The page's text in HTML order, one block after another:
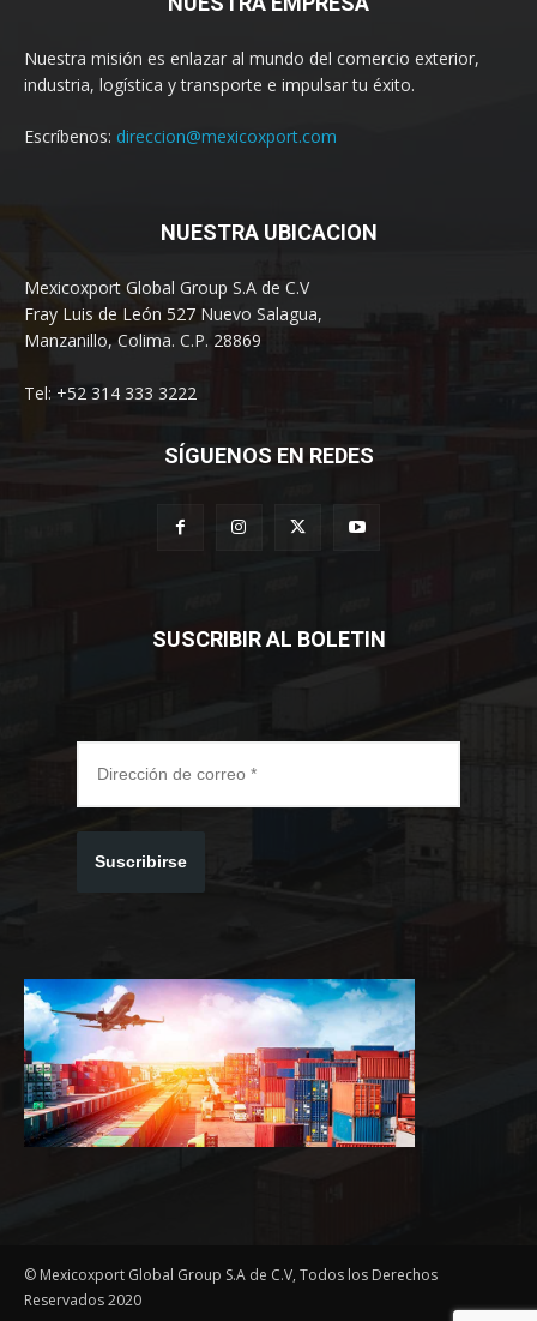
Nuestra misión es enlazar al mundo del comercio exterior,
industria, logística y transporte e impulsar tu éxito.
Escríbenos: direccion@mexicoxport.com
NUESTRA UBICACION
Mexicoxport Global Group S.A de C.V
Fray Luis de León 527 Nuevo Salagua,
Manzanillo, Colima. C.P. 28869
Tel: +52 314 333 3222
SÍGUENOS EN REDES
SUSCRIBIR AL BOLETIN
Suscribirse
© Mexicoxport Global Group S.A de C.V, Todos los Derechos
Reservados 2020